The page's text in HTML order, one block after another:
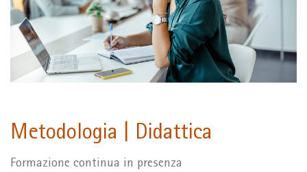
Metodologia | Didattica
Formazione continua in presenza